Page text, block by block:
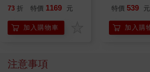
凝露375ml/瓶-C1強健
調理頭皮洗髮液/0矽靈
滋潤洗頭髮水/一般髮
73 折 特價 1169 元
加入購物車
IMUTB01BK
特價 539 元
加入購
注意事項